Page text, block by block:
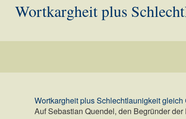
Wortkargheit plus
Wortkargheit plus Schlechtlaunigkeit gleich
Auf Sebastian Quendel, den Begründer